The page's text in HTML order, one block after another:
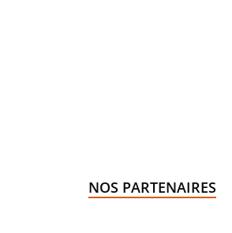
NOS PARTENAIRES